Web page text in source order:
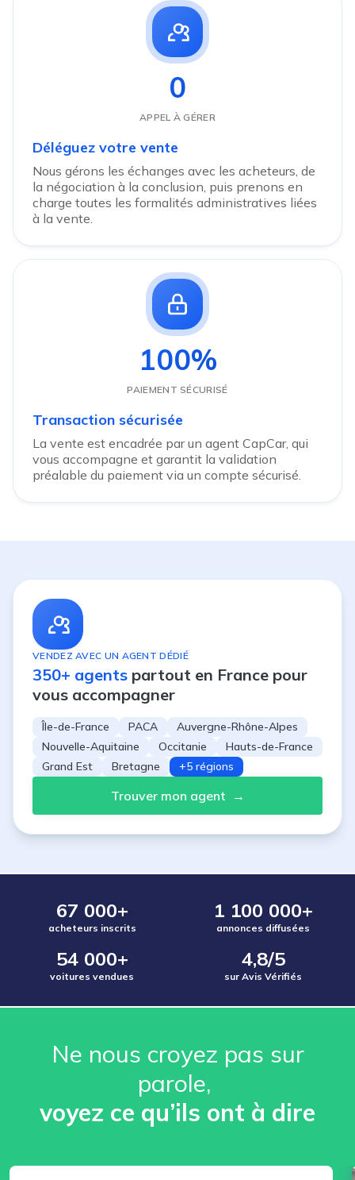
0
APPEL À GÉRER
Déléguez votre vente
Nous gérons les échanges avec les acheteurs, de
la négociation à la conclusion, puis prenons en
charge toutes les formalités administratives liées
à la vente.
100%
PAIEMENT SÉCURISÉ
Transaction sécurisée
La vente est encadrée par un agent CapCar, qui
vous accompagne et garantit la validation
préalable du paiement via un compte sécurisé.
VENDEZ AVEC UN AGENT DÉDIÉ
350+ agents partout en France pour
vous accompagner
Île-de-France PACA
Auvergne-Rhône-Alpes
Nouvelle-Aquitaine
Occitanie
Hauts-de-France
Grand Est
Bretagne +5 régions
Trouver mon agent →
67 000+
acheteurs inscrits
1 100 000+
annonces diffusées
54 000+
voitures vendues
4,8/5
sur Avis Vérifiés
Ne nous croyez pas sur
parole, ️
voyez ce qu’ils ont à dire